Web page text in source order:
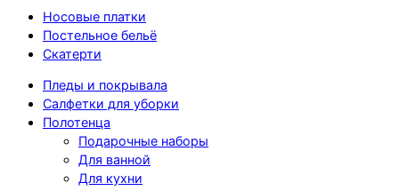
Носовые платки
Постельное бельё
Скатерти
Пледы и покрывала
Салфетки для уборки
Полотенца
Подарочные наборы
Для ванной
Для кухни